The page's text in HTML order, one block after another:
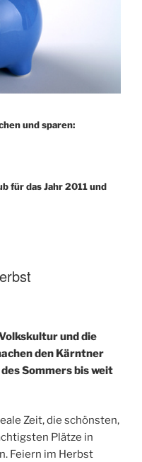
und sparen:
für das Jahr 2011 und
und die
den Kärntner
Sommers bis weit
Zeit, die schönsten,
Plätze in
Feiern im Herbst